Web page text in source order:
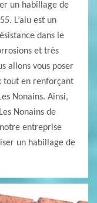
un habillage de
L’alu est un
dans le
et très
allons vous poser
tout en renforçant
Nonains. Ainsi,
Nonains de
entreprise
un habillage de